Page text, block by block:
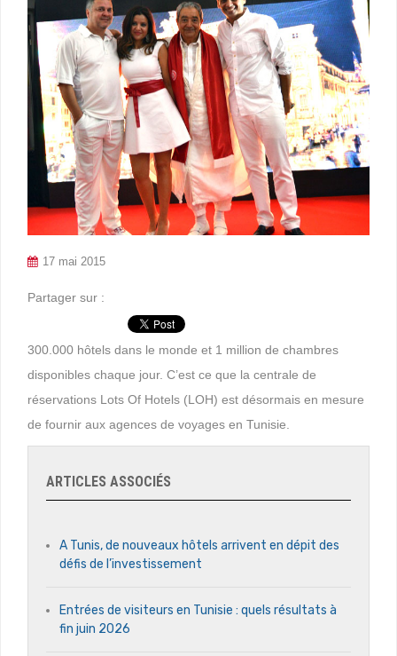
17 mai 2015
Partager sur :
300.000 hôtels dans le monde et 1 million de chambres
disponibles chaque jour. C’est ce que la centrale de
réservations Lots Of Hotels (LOH) est désormais en mesure
de fournir aux agences de voyages en Tunisie.
ARTICLES ASSOCIÉS
A Tunis, de nouveaux hôtels arrivent en dépit des
défis de l’investissement
Entrées de visiteurs en Tunisie : quels résultats à
fin juin 2026